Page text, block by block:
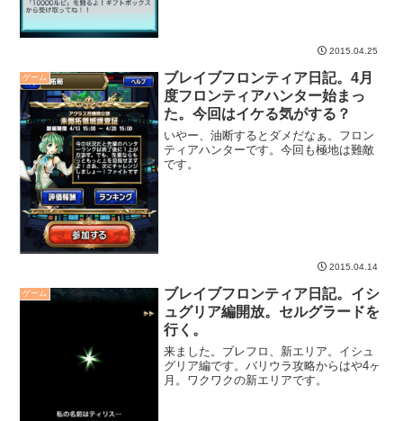
2015.04.25
ゲーム
ブレイブフロンティア日記。4月
度フロンティアハンター始まっ
た。今回はイケる気がする？
いやー、油断するとダメだなぁ。フロン
ティアハンターです。今回も極地は難敵
です。
2015.04.14
ゲーム
ブレイブフロンティア日記。イシ
ュグリア編開放。セルグラードを
行く。
来ました。ブレフロ、新エリア。イシュ
グリア編です。バリウラ攻略からはや4ヶ
月。ワクワクの新エリアです。